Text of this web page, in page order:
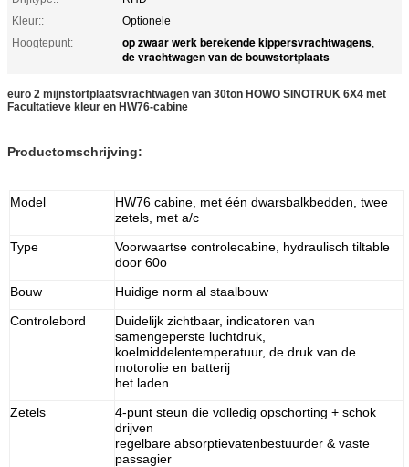
Kleur::
Optionele
Hoogtepunt:
op zwaar werk berekende kippersvrachtwagens,
de vrachtwagen van de bouwstortplaats
euro 2 mijnstortplaatsvrachtwagen van 30ton HOWO SINOTRUK 6X4 met
Facultatieve kleur en HW76-cabine
Productomschrijving:
Model
HW76 cabine, met één dwarsbalkbedden, twee
zetels, met a/c
Type
Voorwaartse controlecabine, hydraulisch tiltable
door 60o
Bouw
Huidige norm al staalbouw
Controlebord
Duidelijk zichtbaar, indicatoren van
samengeperste luchtdruk,
koelmiddelentemperatuur, de druk van de
motorolie en batterij
het laden
Zetels
4-punt steun die volledig opschorting + schok
drijven
regelbare absorptievatenbestuurder & vaste
passagier